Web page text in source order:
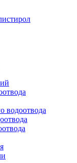
водоотвода